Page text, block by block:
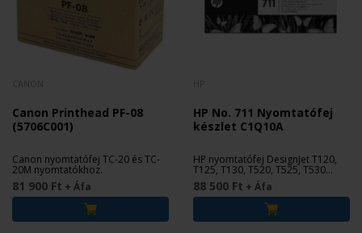
Canon Printhead PF-08
(5706C001)
Canon nyomtatófej TC-20 és TC-
20M nyomtatókhoz.
81 900 Ft + Áfa
HP No. 711 Nyomtatófej
készlet C1Q10A
HP nyomtatófej DesignJet T120,
T125, T130, T520, T525, T530
plotterekhez.
88 500 Ft + Áfa